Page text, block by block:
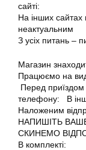
сайті:
На інших сайтах
неактуальним
З усіх питань –
Магазин
Працюємо на
Перед приїздом
телефону: В
Наложеним
НАПИШІТЬ
СКИНЕМО
В комплекті: